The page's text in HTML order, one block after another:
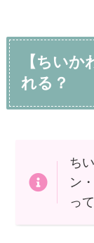
【ちい
れる？
ち
ン
っ